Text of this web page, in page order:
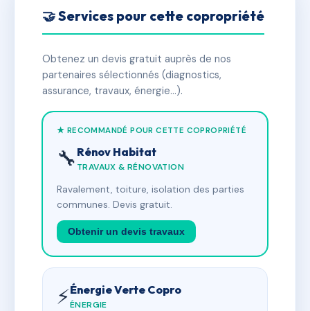
🤝 Services pour cette copropriété
Obtenez un devis gratuit auprès de nos
partenaires sélectionnés (diagnostics,
assurance, travaux, énergie…).
★ RECOMMANDÉ POUR CETTE COPROPRIÉTÉ
🔧 Rénov Habitat
TRAVAUX & RÉNOVATION
Ravalement, toiture, isolation des parties
communes. Devis gratuit.
Obtenir un devis travaux
⚡Énergie Verte Copro
ÉNERGIE